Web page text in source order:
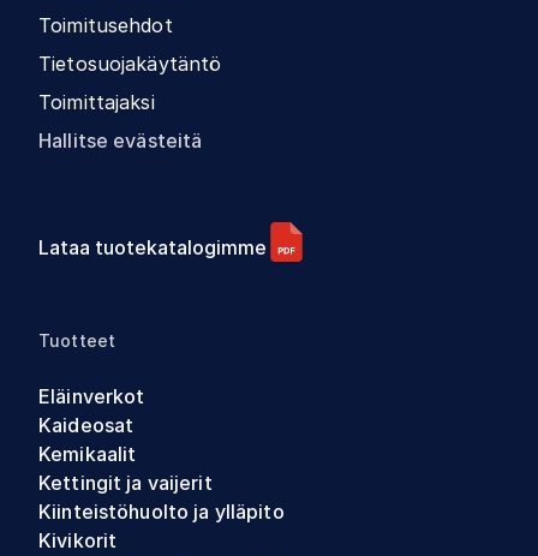
Toimitusehdot
Tietosuojakäytäntö
Toimittajaksi
Hallitse evästeitä
Lataa tuotekatalogimme
Tuotteet
Eläinverkot
Kaideosat
Kemikaalit
Kettingit ja vaijerit
Kiinteistöhuolto ja ylläpito
Kivikorit